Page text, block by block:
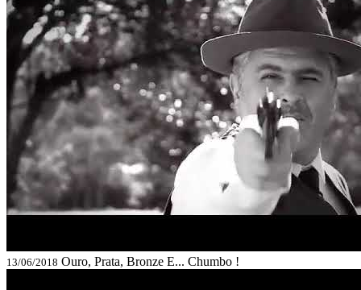
13/06/2018 Ouro, Prata, Bronze E... Chumbo !